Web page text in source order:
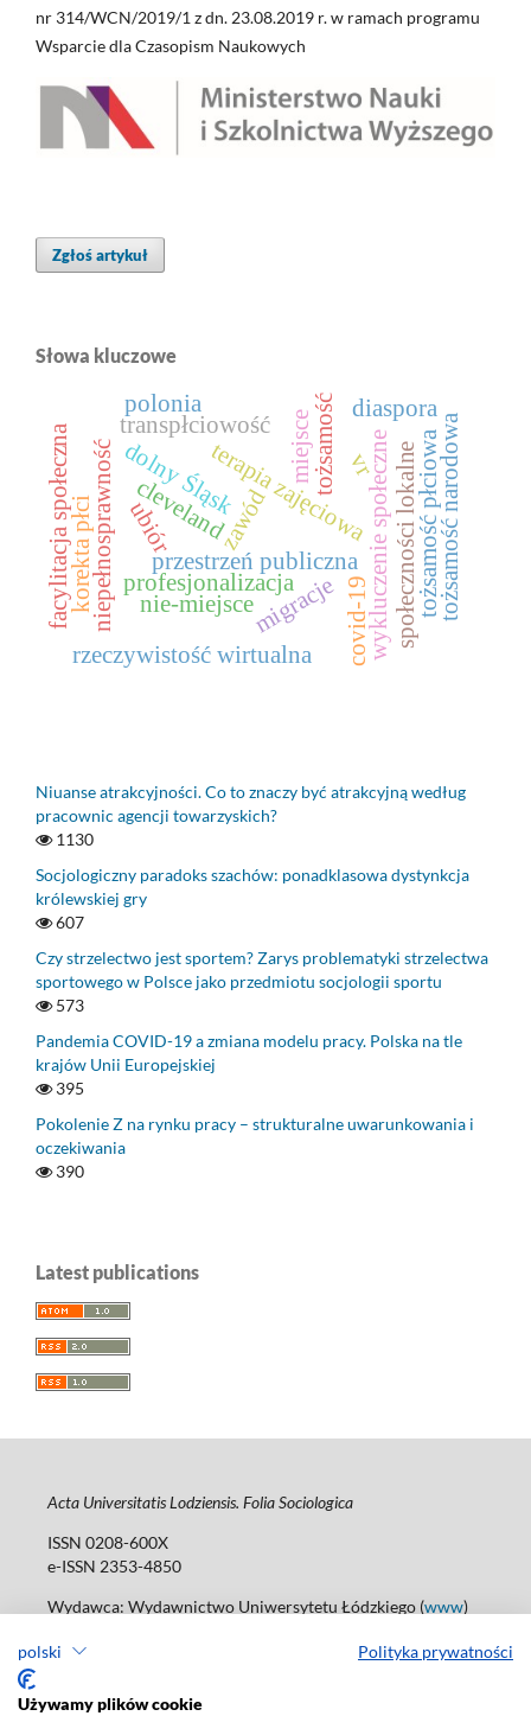
polski Polityka prywatności
Używamy plików cookie
nr 314/WCN/2019/1 z dn. 23.08.2019 r. w ramach programu
Wsparcie dla Czasopism Naukowych
Zgłoś artykuł
Słowa kluczowe
profesjonalizacja
zawód
terapia zajęciowawykluczenie społeczne
niepełnosprawność miejsce
nie-miejsce
przestrzeń publiczna społeczności lokalne
dolny Śląsk
transpłciowość tożsamość tożsamość płciowa
korekta płci migracje
diaspora
polonia
cleveland tożsamość narodowa
covid-19
ubiór
rzeczywistość wirtualna
vr
facylitacja społeczna
Niuanse atrakcyjności. Co to znaczy być atrakcyjną według
pracownic agencji towarzyskich?
1130
Socjologiczny paradoks szachów: ponadklasowa dystynkcja
królewskiej gry
607
Czy strzelectwo jest sportem? Zarys problematyki strzelectwa
sportowego w Polsce jako przedmiotu socjologii sportu
573
Pandemia COVID-19 a zmiana modelu pracy. Polska na tle
krajów Unii Europejskiej
395
Pokolenie Z na rynku pracy – strukturalne uwarunkowania i
oczekiwania
390
Latest publications
Acta Universitatis Lodziensis. Folia Sociologica
ISSN 0208-600X
e-ISSN 2353-4850
Wydawca: Wydawnictwo Uniwersytetu Łódzkiego (www)
Tel.: 42 235 01 65, fax: 42 66 55 86